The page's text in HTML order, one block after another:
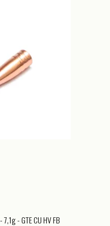
- GTE CU HV FB